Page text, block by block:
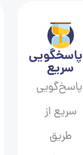
پاسخگویی
سریع
پاسخ‌گویی
سریع از
طریق